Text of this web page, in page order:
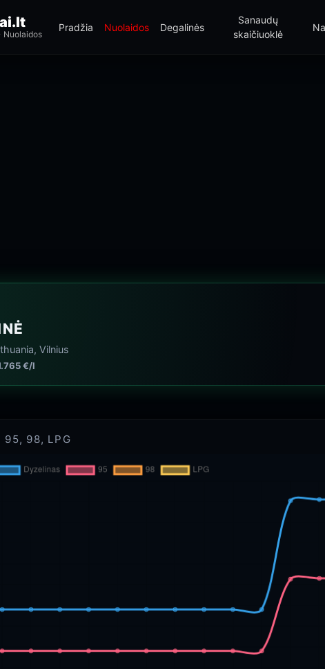
Nuolaidos
Pradžia Nuolaidos Degalinės
Sanaudų
skaičiuoklė
Vilnius
€/l
95, 98, LPG